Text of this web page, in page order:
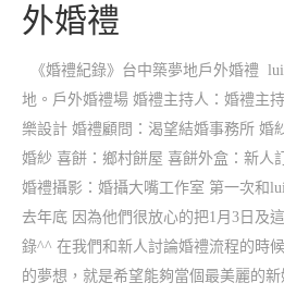
外婚禮
《婚禮紀錄》台中築夢地戶外婚禮
地。戶外婚禮場 婚禮主持人：婚禮主
樂設計 婚禮顧問：渴望結婚事務所 婚
婚紗 喜餅：鄉村餅屋 喜餅外盒：新人
婚禮攝影：婚攝大嘴工作室 第一次和‎
去年底 因為他們很放心的把1月3日及
錄^^ 在我們和新人討論婚禮流程的時
的夢想，就是希望能夠當個最美麗的